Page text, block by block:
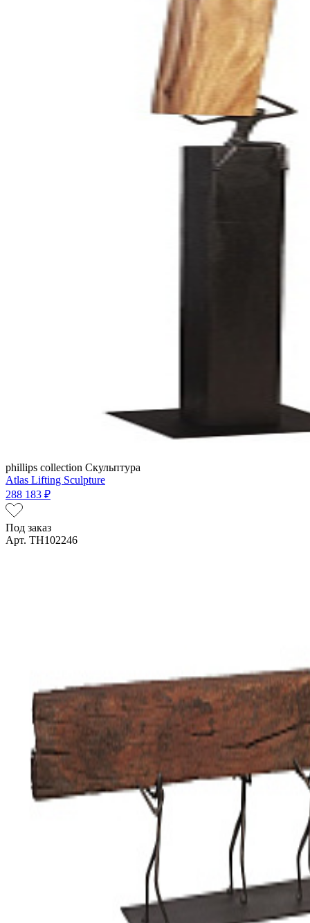
phillips collection Скульптура
Atlas Lifting Sculpture
288 183 ₽
Под заказ
Арт. TH102246